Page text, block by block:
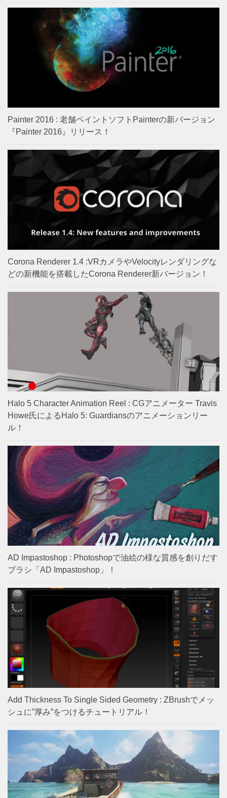
Painter 2016 : 老舗ペイントソフトPainterの新バージョン
『Painter 2016』リリース！
Corona Renderer 1.4 :VRカメラやVelocityレンダリングな
どの新機能を搭載したCorona Renderer新バージョン！
Halo 5 Character Animation Reel : CGアニメーター Travis
Howe氏によるHalo 5: Guardiansのアニメーションリー
ル！
AD Impastoshop : Photoshopで油絵の様な質感を創りだす
ブラシ「AD Impastoshop」！
Add Thickness To Single Sided Geometry : ZBrushでメッ
シュに”厚み”をつけるチュートリアル！